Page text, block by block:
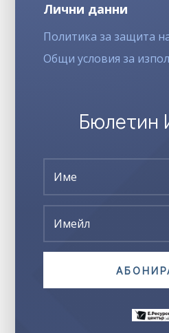
Лични данни
Политика за защита
Общи условия за
Бюлетин